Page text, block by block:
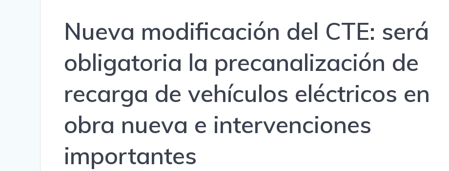
Nueva modificación del CTE: será
obligatoria la precanalización de
recarga de vehículos eléctricos en
obra nueva e intervenciones
importantes